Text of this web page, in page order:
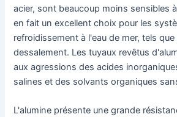
acier, sont beaucoup moins sensibles
en fait un excellent choix pour les
refroidissement à l'eau de mer, tels
dessalement. Les tuyaux revêtus
aux agressions des acides
salines et des solvants organiques
L'alumine présente une grande